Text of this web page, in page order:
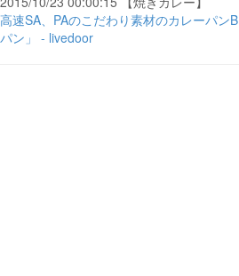
高速SA、PAのこだわり素材のカレーパン
パン」 - livedoor